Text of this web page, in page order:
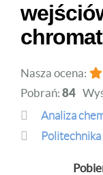
Nasza ocena:
Pobrań: 84
Analiza
Politechnika